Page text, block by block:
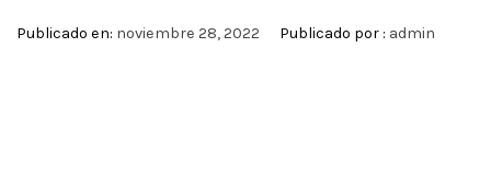
Publicado en: noviembre 28, 2022 Publicado por : admin